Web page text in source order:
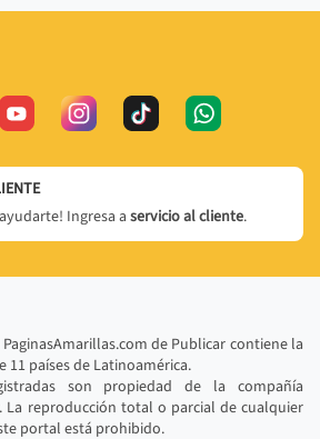
Ingresa a servicio al cliente.
de Publicar contiene la
países de Latinoamérica.
son propiedad de la compañía
La reproducción total o parcial de cualquier
portal está prohibido.